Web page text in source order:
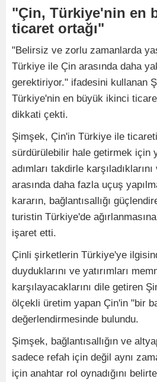
"Çin, Türkiye'nin en
ticaret ortağı"
"Belirsiz ve zorlu zamanlarda
Türkiye ile Çin arasında daha
gerektiriyor." ifadesini kullanan
Türkiye'nin en büyük ikinci
dikkati çekti.
Şimşek, Çin'in Türkiye ile
sürdürülebilir hale getirmek için
adımları takdirle
arasında daha fazla uçuş
kararın, bağlantısallığı
turistin Türkiye'de
işaret etti.
Çinli şirketlerin Türkiye'ye
duyduklarını ve yatırımları
karşılayacaklarını dile getiren
ölçekli üretim yapan Çin'in "bir
değerlendirmesinde bulundu.
Şimşek, bağlantısallığın ve
sadece refah için değil aynı
için anahtar rol oynadığını